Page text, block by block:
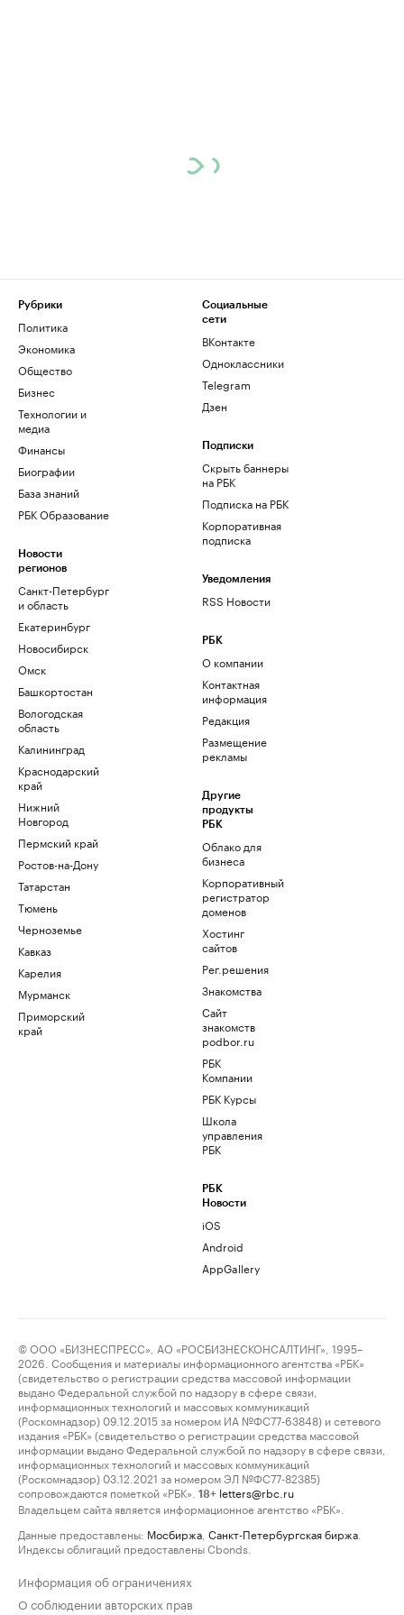
Рубрики
Политика
Экономика
Общество
Бизнес
Технологии и
медиа
Финансы
Биографии
База знаний
РБК Образование
Новости
регионов
Санкт-Петербург
и область
Екатеринбург
Новосибирск
Омск
Башкортостан
Вологодская
область
Калининград
Краснодарский
край
Нижний
Новгород
Пермский край
Ростов-на-Дону
Татарстан
Тюмень
Черноземье
Кавказ
Карелия
Мурманск
Приморский
край
Социальные
сети
ВКонтакте
Одноклассники
Telegram
Дзен
Подписки
Скрыть баннеры
на РБК
Подписка на РБК
Корпоративная
подписка
Уведомления
RSS Новости
РБК
О компании
Контактная
информация
Редакция
Размещение
рекламы
Другие
продукты
РБК
Облако для
бизнеса
Корпоративный
регистратор
доменов
Хостинг
сайтов
Рег.решения
Знакомства
Сайт
знакомств
podbor.ru
РБК
Компании
РБК Курсы
Школа
управления
РБК
РБК
Новости
iOS
Android
AppGallery
© ООО «БИЗНЕСПРЕСС», АО «РОСБИЗНЕСКОНСАЛТИНГ», 1995–
2026. Сообщения и материалы информационного агентства «РБК»
(свидетельство о регистрации средства массовой информации
выдано Федеральной службой по надзору в сфере связи,
информационных технологий и массовых коммуникаций
(Роскомнадзор) 09.12.2015 за номером ИА №ФС77-63848) и сетевого
издания «РБК» (свидетельство о регистрации средства массовой
информации выдано Федеральной службой по надзору в сфере связи,
информационных технологий и массовых коммуникаций
(Роскомнадзор) 03.12.2021 за номером ЭЛ №ФС77-82385)
сопровождаются пометкой «РБК».
18+ letters@rbc.ru
Владельцем сайта является информационное агентство «РБК».
Данные предоставлены: Мосбиржа Санкт-Петербургская биржа
Индексы облигаций предоставлены Cbonds.
Информация об ограничениях
О соблюдении авторских прав